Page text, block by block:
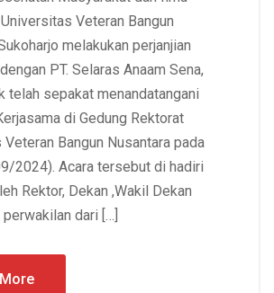
Veteran Bangun
melakukan perjanjian
PT. Selaras Anaam Sena,
telah sepakat menandatangani
di Gedung Rektorat
Bangun Nusantara pada
2024). Acara tersebut di hadiri
Rektor, Dekan ,Wakil Dekan
dari […]